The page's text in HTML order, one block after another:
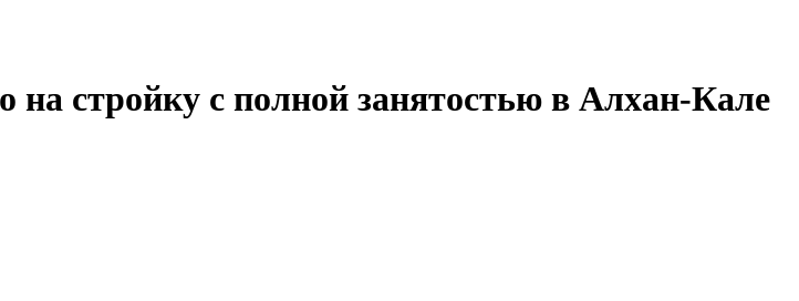
на стройку с полной занятостью в Алхан-Кале